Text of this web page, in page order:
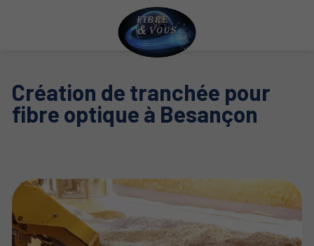
Création de tranchée pour
fibre optique à Besançon